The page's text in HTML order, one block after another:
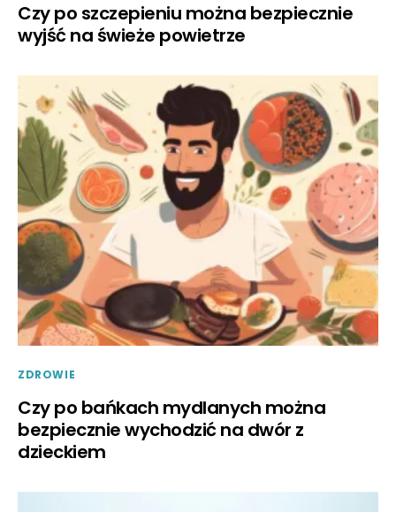
Czy po szczepieniu można bezpiecznie
wyjść na świeże powietrze
ZDROWIE
Czy po bańkach mydlanych można
bezpiecznie wychodzić na dwór z
dzieckiem